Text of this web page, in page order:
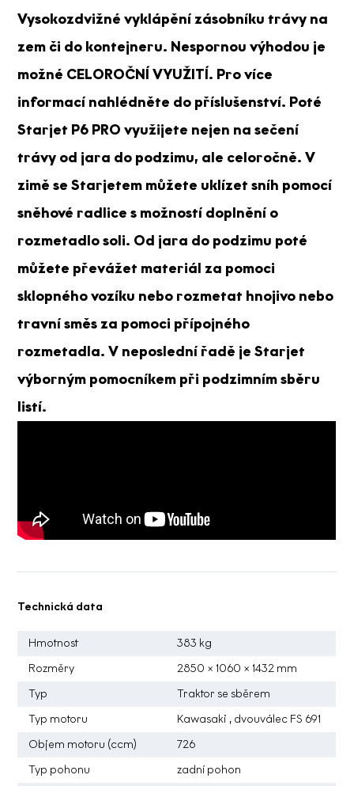
Vysokozdvižné vyklápění zásobníku trávy na
zem či do kontejneru. Nespornou výhodou je
možné CELOROČNÍ VYUŽITÍ. Pro více
informací nahlédněte do příslušenství. Poté
Starjet P6 PRO využijete nejen na sečení
trávy od jara do podzimu, ale celoročně. V
zimě se Starjetem můžete uklízet sníh pomocí
sněhové radlice s možností doplnění o
rozmetadlo soli. Od jara do podzimu poté
můžete převážet materiál za pomoci
sklopného vozíku nebo rozmetat hnojivo nebo
travní směs za pomoci přípojného
rozmetadla. V neposlední řadě je Starjet
výborným pomocníkem při podzimním sběru
listí.
Technická data
Hmotnost
383 kg
Rozměry
2850 × 1060 × 1432 mm
Typ
Traktor se sběrem
Typ motoru
Kawasaki , dvouválec FS 691
Objem motoru (ccm)
726
Typ pohonu
zadní pohon